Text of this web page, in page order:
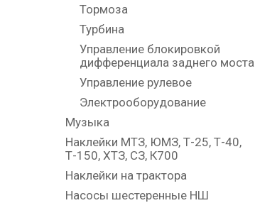
Тормоза
Турбина
Управление блокировкой
дифференциала заднего моста
Управление рулевое
Электрооборудование
Музыка
Наклейки МТЗ, ЮМЗ, Т-25, Т-40,
Т-150, ХТЗ, СЗ, К700
Наклейки на трактора
Насосы шестеренные НШ